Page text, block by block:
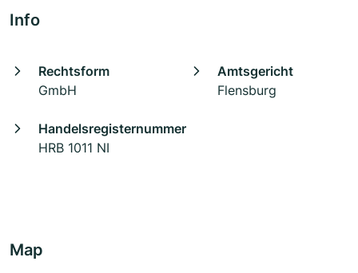
Info
Rechtsform
GmbH
Amtsgericht
Flensburg
Handelsregisternummer
HRB 1011 NI
Map